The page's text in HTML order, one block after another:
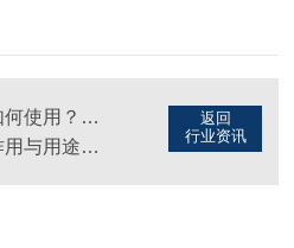
返回
行业资讯
重金属捕捉剂如何使用？这份实战指南请收好！（图）
飞灰螯合剂的作用与用途全解析，环保人必看！（图）